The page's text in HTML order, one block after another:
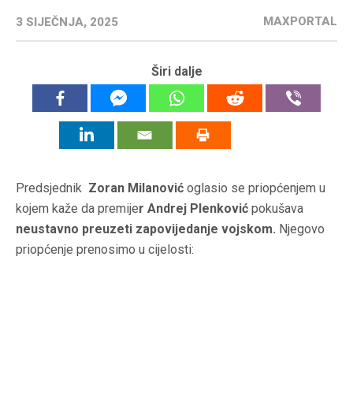
3 SIJEČNJA, 2025 MAXPORTAL
Širi dalje
Predsjednik Zoran Milanović oglasio se priopćenjem u
kojem kaže da premijer Andrej Plenković pokušava
neustavno preuzeti zapovijedanje vojskom. Njegovo
priopćenje prenosimo u cijelosti: